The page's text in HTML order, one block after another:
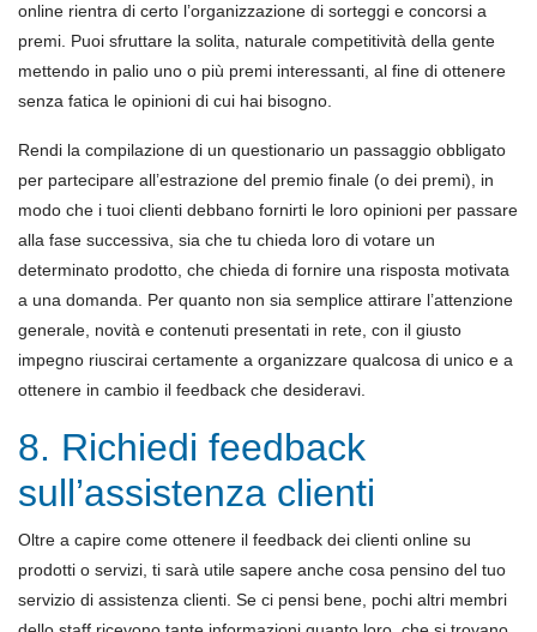
online rientra di certo l’organizzazione di sorteggi e concorsi a
premi. Puoi sfruttare la solita, naturale competitività della gente
mettendo in palio uno o più premi interessanti, al fine di ottenere
senza fatica le opinioni di cui hai bisogno.
Rendi la compilazione di un questionario un passaggio obbligato
per partecipare all’estrazione del premio finale (o dei premi), in
modo che i tuoi clienti debbano fornirti le loro opinioni per passare
alla fase successiva, sia che tu chieda loro di votare un
determinato prodotto, che chieda di fornire una risposta motivata
a una domanda. Per quanto non sia semplice attirare l’attenzione
generale, novità e contenuti presentati in rete, con il giusto
impegno riuscirai certamente a organizzare qualcosa di unico e a
ottenere in cambio il feedback che desideravi.
8. Richiedi feedback
sull’assistenza clienti
Oltre a capire come ottenere il feedback dei clienti online su
prodotti o servizi, ti sarà utile sapere anche cosa pensino del tuo
servizio di assistenza clienti. Se ci pensi bene, pochi altri membri